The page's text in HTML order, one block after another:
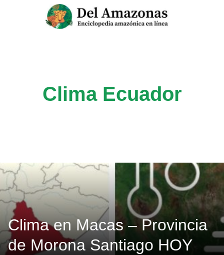
Clima Ecuador
Clima en Macas – Provincia
de Morona Santiago HOY